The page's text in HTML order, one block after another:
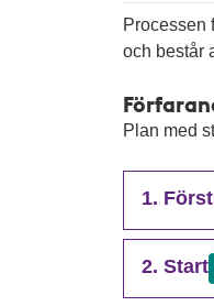
Processen
och består
Plan med
1.
2. Start